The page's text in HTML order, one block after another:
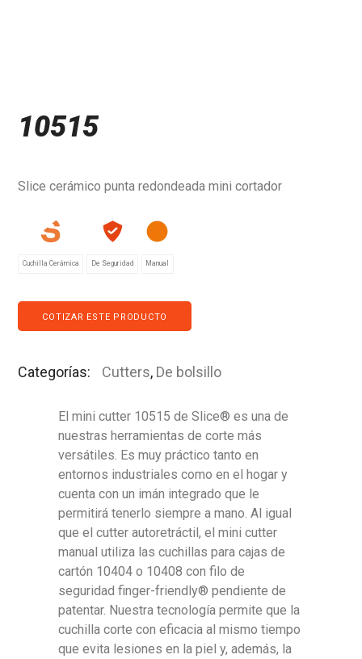
10515
Slice cerámico punta redondeada mini cortador
Cuchilla Cerámica De Seguridad Manual
COTIZAR ESTE PRODUCTO
Categorías: Cutters, De bolsillo
El mini cutter 10515 de Slice® es una de
nuestras herramientas de corte más
versátiles. Es muy práctico tanto en
entornos industriales como en el hogar y
cuenta con un imán integrado que le
permitirá tenerlo siempre a mano. Al igual
que el cutter autoretráctil, el mini cutter
manual utiliza las cuchillas para cajas de
cartón 10404 o 10408 con filo de
seguridad finger-friendly® pendiente de
patentar. Nuestra tecnología permite que la
cuchilla corte con eficacia al mismo tiempo
que evita lesiones en la piel y, además, la